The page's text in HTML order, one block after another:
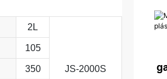
2L
JS-2000S
105
350